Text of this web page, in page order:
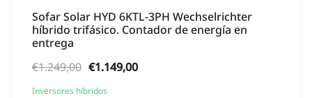
Sofar Solar HYD 6KTL-3PH Wechselrichter
híbrido trifásico. Contador de energía en
entrega
€1.249,00 El
precio
€1.149,00El
Inversores híbridos